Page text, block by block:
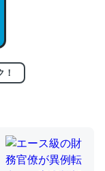
2023/03/27
回収されないけ
ればするほど分
！